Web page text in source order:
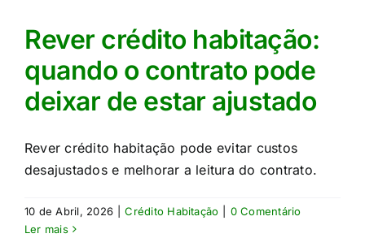
Rever crédito habitação:
quando o contrato pode
deixar de estar ajustado
Rever crédito habitação pode evitar custos
desajustados e melhorar a leitura do contrato.
10 de Abril, 2026 Crédito Habitação
0 Comentário
Ler mais